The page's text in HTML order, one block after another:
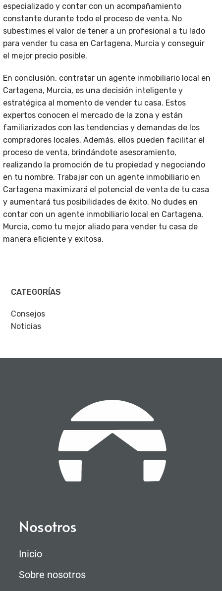
especializado y contar con un acompañamiento
constante durante todo el proceso de venta. No
subestimes el valor de tener a un profesional a tu lado
para vender tu casa en Cartagena, Murcia y conseguir
el mejor precio posible.
En conclusión, contratar un agente inmobiliario local en
Cartagena, Murcia, es una decisión inteligente y
estratégica al momento de vender tu casa. Estos
expertos conocen el mercado de la zona y están
familiarizados con las tendencias y demandas de los
compradores locales. Además, ellos pueden facilitar el
proceso de venta, brindándote asesoramiento,
realizando la promoción de tu propiedad y negociando
en tu nombre. Trabajar con un agente inmobiliario en
Cartagena maximizará el potencial de venta de tu casa
y aumentará tus posibilidades de éxito. No dudes en
contar con un agente inmobiliario local en Cartagena,
Murcia, como tu mejor aliado para vender tu casa de
manera eficiente y exitosa.
CATEGORÍAS
Consejos
Noticias
Nosotros
Inicio
Sobre nosotros